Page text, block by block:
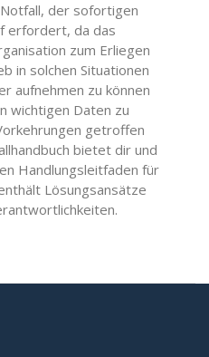
der sofortigen
erfordert, da das
zum Erliegen
in solchen Situationen
aufnehmen zu können
wichtigen Daten zu
getroffen
bietet dir und
Handlungsleitfaden für
Lösungsansätze